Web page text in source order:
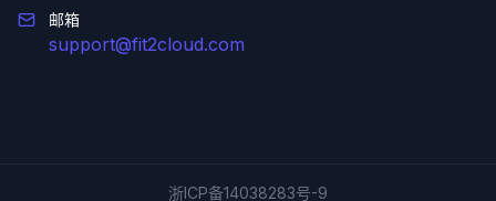
邮箱
support@fit2cloud.com
浙ICP备14038283号-9